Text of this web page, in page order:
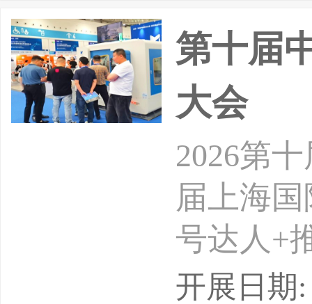
航天军
产业完
第十届
大会
2026第
届上海
号达人+
24-26日
开展日期